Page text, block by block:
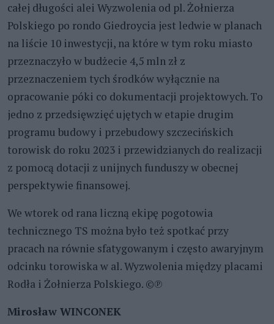
całej długości alei Wyzwolenia od pl. Żołnierza
Polskiego po rondo Giedroycia jest ledwie w planach
na liście 10 inwestycji, na które w tym roku miasto
przeznaczyło w budżecie 4,5 mln zł z
przeznaczeniem tych środków wyłącznie na
opracowanie póki co dokumentacji projektowych. To
jedno z przedsięwzięć ujętych w etapie drugim
programu budowy i przebudowy szczecińskich
torowisk do roku 2023 i przewidzianych do realizacji
z pomocą dotacji z unijnych funduszy w obecnej
perspektywie finansowej.
We wtorek od rana liczną ekipę pogotowia
technicznego TS można było też spotkać przy
pracach na równie sfatygowanym i często awaryjnym
odcinku torowiska w al. Wyzwolenia między placami
Rodła i Żołnierza Polskiego. ©℗
Mirosław WINCONEK